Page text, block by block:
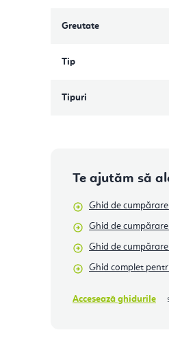
Greutate
Tip
Tipuri
Te ajutăm să
Ghid de
Ghid de
Ghid de
Ghid complet
Accesează ghidurile